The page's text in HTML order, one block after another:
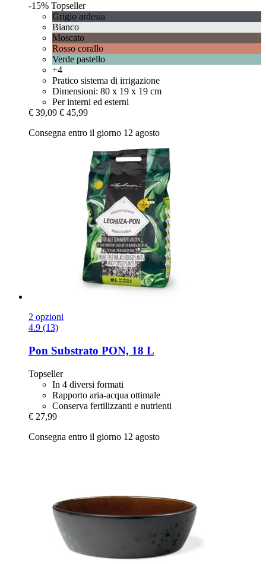
-15% Topseller
Grigio ardesia
Bianco
Moscato
Rosso corallo
Verde pastello
+4
Pratico sistema di irrigazione
Dimensioni: 80 x 19 x 19 cm
Per interni ed esterni
€ 39,09 € 45,99
Consegna entro il giorno 12 agosto
2 opzioni
4.9 (13)
Pon Substrato PON, 18 L
Topseller
In 4 diversi formati
Rapporto aria-acqua ottimale
Conserva fertilizzanti e nutrienti
€ 27,99
Consegna entro il giorno 12 agosto